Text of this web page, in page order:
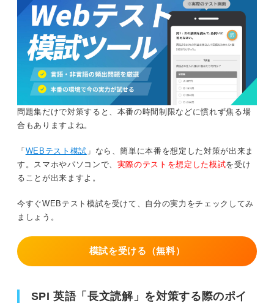
しみを思い出し、その類似点を想像することである」と記
述されている。これは選択肢Cの内容と一致する。選択肢
A、B、Dは、データや説明、診断といった外的な情報に頼
るものであり、本文ではそれだけでは精神への影響までは
理解できないとされているため誤りである。
問題集だけで対策すると、本番の時間制限などに慣れず焦る場
合もありますよね。
「 WEBテスト模試 」なら、簡単に本番を想定した対策が出来ま
す。スマホやパソコンで、 実際のテストを想定した模試を受け
ることが出来ますよ。
今すぐWEBテスト模試を受けて、自分の実力をチェックしてみ
ましょう。
模試を受ける（無料）
SPI 英語「長文読解」を対策する際のポイ